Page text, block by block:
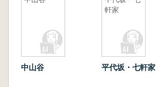
中山谷
軒家
平代坂・七軒家